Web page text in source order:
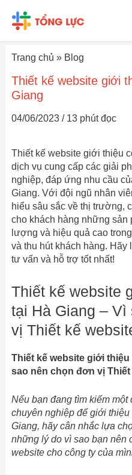
dung
Trang chủ » Blog
Thiết kế website giới
Giang
04/06/2023 / 13 phút đọc
Thiết kế website giới thiệu
dịch vụ cung cấp các giải
nghiệp, đáp ứng nhu cầu
Giang. Với đội ngũ nhân
hiểu sâu sắc về thị trường,
cho khách hàng những sản
lượng và hiệu quả cao
và thu hút khách hàng.
tư vấn và hỗ trợ tốt nhất!
Thiết kế website
tại Hà Giang –
vị Thiết kế
Thiết kế website giới
sao nên chọn đơn vị
Nếu bạn đang tìm kiếm
chuyên nghiệp để giới
Giang, hãy cân nhắc lựa
những lý do vì sao bạn nên
website cho công ty của